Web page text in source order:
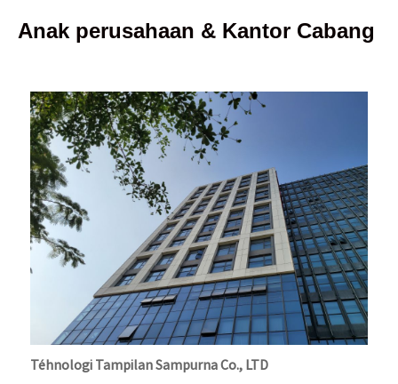
Anak perusahaan & Kantor Cabang
Téhnologi Tampilan Sampurna Co., LTD